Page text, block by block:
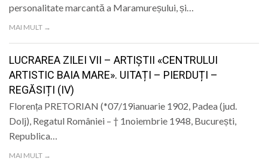
personalitate marcantă a Maramureșului, și…
MAI MULT →
LUCRAREA ZILEI VII – ARTIȘTII «CENTRULUI
ARTISTIC BAIA MARE». UITAȚI – PIERDUȚI –
REGĂSIȚI (IV)
Florența PRETORIAN (*07/19ianuarie 1902, Padea (jud.
Dolj), Regatul României – † 1noiembrie 1948, București,
Republica…
MAI MULT →